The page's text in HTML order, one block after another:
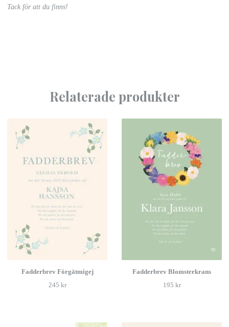
Tack för att du finns!
Relaterade produkter
Fadderbrev Förgätmigej
245 kr
Fadderbrev Blomsterkrans
195 kr